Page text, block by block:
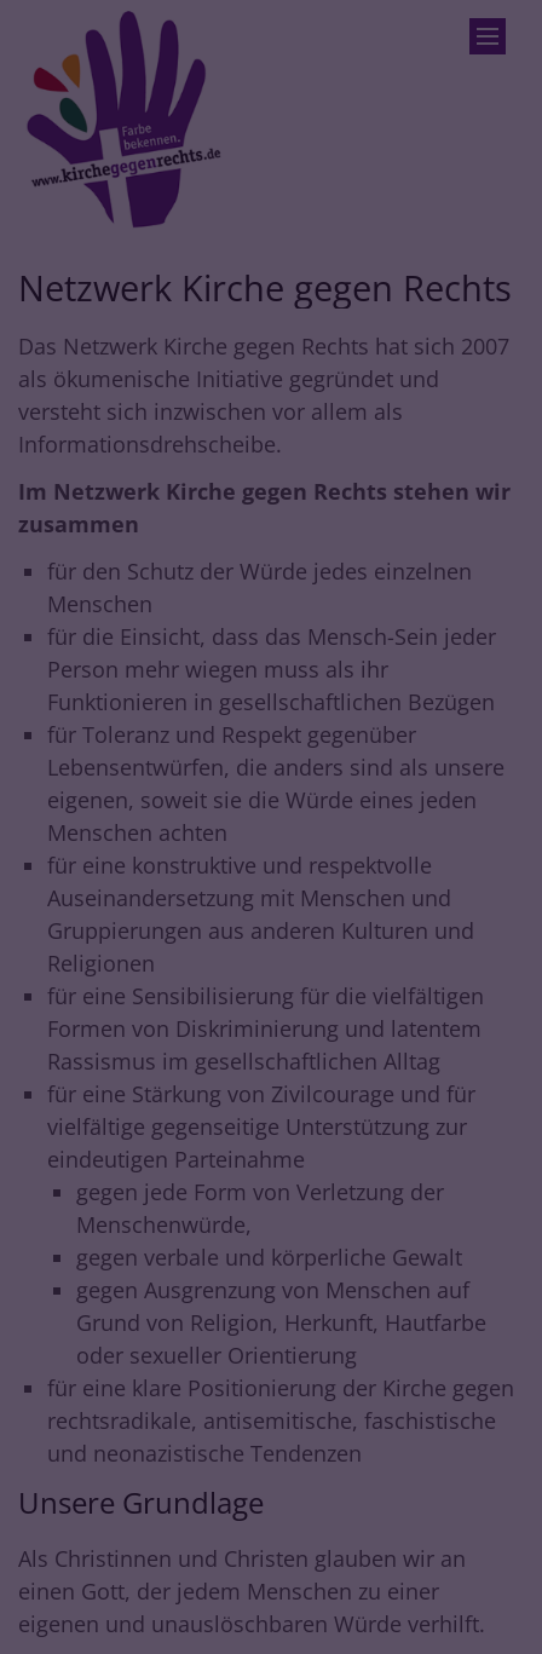
Zum Inhalt springen
Netzwerk Kirche gegen Rechts
Das Netzwerk Kirche gegen Rechts hat sich 2007
als ökumenische Initiative gegründet und
versteht sich inzwischen vor allem als
Informationsdrehscheibe.
Im Netzwerk Kirche gegen Rechts stehen wir
zusammen
für den Schutz der Würde jedes einzelnen
Menschen
für die Einsicht, dass das Mensch-Sein jeder
Person mehr wiegen muss als ihr
Funktionieren in gesellschaftlichen Bezügen
für Toleranz und Respekt gegenüber
Lebensentwürfen, die anders sind als unsere
eigenen, soweit sie die Würde eines jeden
Menschen achten
für eine konstruktive und respektvolle
Auseinandersetzung mit Menschen und
Gruppierungen aus anderen Kulturen und
Religionen
für eine Sensibilisierung für die vielfältigen
Formen von Diskriminierung und latentem
Rassismus im gesellschaftlichen Alltag
für eine Stärkung von Zivilcourage und für
vielfältige gegenseitige Unterstützung zur
eindeutigen Parteinahme
gegen jede Form von Verletzung der
Menschenwürde,
gegen verbale und körperliche Gewalt
gegen Ausgrenzung von Menschen auf
Grund von Religion, Herkunft, Hautfarbe
oder sexueller Orientierung
für eine klare Positionierung der Kirche gegen
rechtsradikale, antisemitische, faschistische
und neonazistische Tendenzen
Unsere Grundlage
Als Christinnen und Christen glauben wir an
einen Gott, der jedem Menschen zu einer
eigenen und unauslöschbaren Würde verhilft.